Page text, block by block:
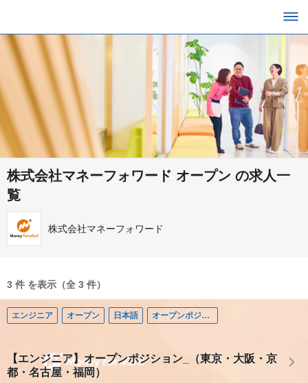
株式会社マネーフォワード オープン の求人一
覧
株式会社マネーフォワード
3 件 を表示（全 3 件）
エンジニア オープン 日本語 オープンポジション（エンジニア）
【エンジニア】オープンポジション_（東京・大阪・京
都・名古屋・福岡）